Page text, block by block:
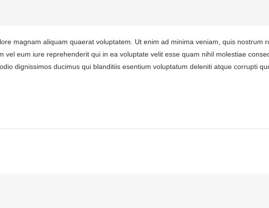
magnam aliquam quaerat voluptatem. Ut enim ad minima veniam, quis nostrum
vel eum iure reprehenderit qui in ea voluptate velit esse quam nihil molestiae
dignissimos ducimus qui blanditiis esentium voluptatum deleniti atque corrupti